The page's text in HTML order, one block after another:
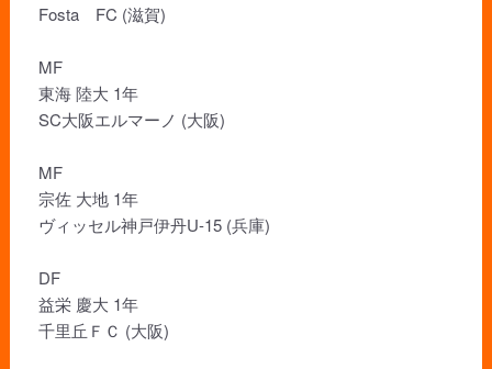
Fosta FC (滋賀)
MF
東海 陸大 1年
SC大阪エルマーノ (大阪)
MF
宗佐 大地 1年
ヴィッセル神戸伊丹U-15 (兵庫)
DF
益栄 慶大 1年
千里丘ＦＣ (大阪)